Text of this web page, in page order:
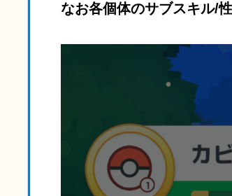
なお各個体のサブスキル/